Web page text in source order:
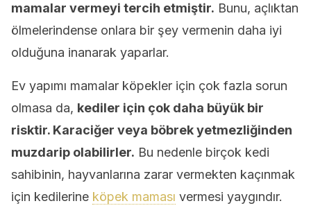
mamalar vermeyi tercih etmiştir. Bunu, açlıktan
ölmelerindense onlara bir şey vermenin daha iyi
olduğuna inanarak yaparlar.
Ev yapımı mamalar köpekler için çok fazla sorun
olmasa da, kediler için çok daha büyük bir
risktir. Karaciğer veya böbrek yetmezliğinden
muzdarip olabilirler. Bu nedenle birçok kedi
sahibinin, hayvanlarına zarar vermekten kaçınmak
için kedilerine köpek maması vermesi yaygındır.